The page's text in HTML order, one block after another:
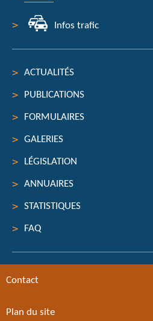
Infos trafic
ACTUALITÉS
PUBLICATIONS
FORMULAIRES
GALERIES
LÉGISLATION
ANNUAIRES
STATISTIQUES
FAQ
Contact
Plan du site